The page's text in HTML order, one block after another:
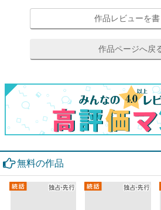
作品レビューを書
作品ページへ戻
無料の作品